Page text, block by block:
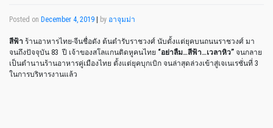
Posted on December 4, 2019 | by อาจุมม่า
สีฟ้า ร้านอาหารไทย-จีนชื่อดัง ต้นตำรับราชวงศ์ นับตั้งแต่ยุคบนถนนราชวงศ์ มา
จนถึงปัจจุบัน 83 ปี เจ้าของสโลแกนติดหูคนไทย “อย่าลืม…สีฟ้า…เวลาหิว” จนกลาย
เป็นตำนานร้านอาหารคู่เมืองไทย ตั้งแต่ยุคบุกเบิก จนล่าสุดล่วงเข้าสู่เจเนเรชั่นที่ 3
ในการบริหารงานแล้ว